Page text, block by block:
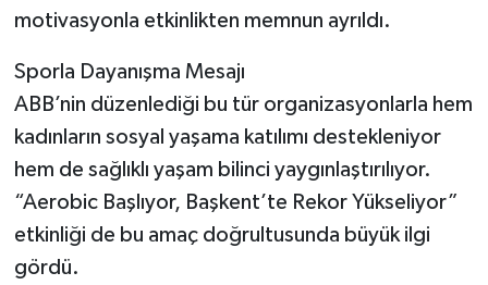
motivasyonla etkinlikten memnun ayrıldı.
Sporla Dayanışma Mesajı
ABB’nin düzenlediği bu tür organizasyonlarla hem
kadınların sosyal yaşama katılımı destekleniyor
hem de sağlıklı yaşam bilinci yaygınlaştırılıyor.
“Aerobic Başlıyor, Başkent’te Rekor Yükseliyor”
etkinliği de bu amaç doğrultusunda büyük ilgi
gördü.